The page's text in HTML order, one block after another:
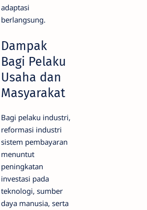
adaptasi
berlangsung.
Dampak
Bagi Pelaku
Usaha dan
Masyarakat
Bagi pelaku industri,
reformasi industri
sistem pembayaran
menuntut
peningkatan
investasi pada
teknologi, sumber
daya manusia, serta